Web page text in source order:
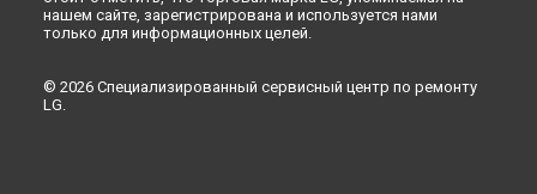
нашем сайте, зарегистрирована и используется нами
только для информационных целей.
© 2026 Специализированный сервисный центр по ремонту
LG.